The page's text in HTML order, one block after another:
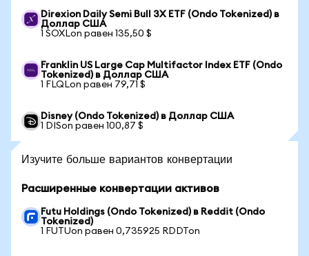
Direxion Daily Semi Bull 3X ETF (Ondo Tokenized) в
Доллар США
1 SOXLon равен 135,50 $
Franklin US Large Cap Multifactor Index ETF (Ondo
Tokenized) в Доллар США
1 FLQLon равен 79,71 $
Disney (Ondo Tokenized) в Доллар США
1 DISon равен 100,87 $
Изучите больше вариантов конвертации
Расширенные конвертации активов
Futu Holdings (Ondo Tokenized) в Reddit (Ondo
Tokenized)
1 FUTUon равен 0,735925 RDDTon